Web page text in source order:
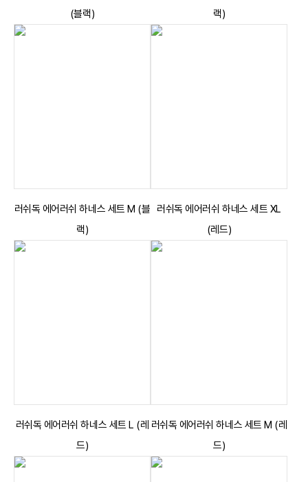
(블랙)
랙)
러쉬독 에어러쉬 하네스 세트 M (블
랙)
러쉬독 에어러쉬 하네스 세트 XL
(레드)
러쉬독 에어러쉬 하네스 세트 L (레
드)
러쉬독 에어러쉬 하네스 세트 M (레
드)